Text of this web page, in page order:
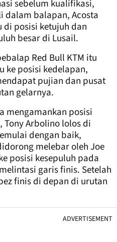
sebelum kualifikasi,
dalam balapan, Acosta
posisi ketujuh dan
besar di Lusail.
Red Bull KTM itu
ke posisi kedelapan,
pujian dan pusat
gelarnya.
mengamankan posisi
Tony Arbolino lolos di
dengan baik,
melebar oleh Joe
posisi kesepuluh pada
garis finis. Setelah
finis di depan di urutan
ADVERTISEMENT